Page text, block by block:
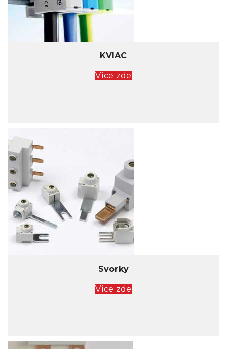
KVIAC
Více zde
Svorky
Více zde